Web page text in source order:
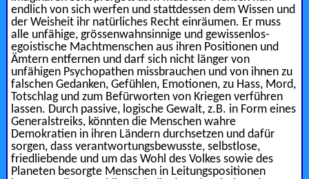
endlich von sich werfen und stattdessen dem Wissen und
der Weisheit ihr natürliches Recht einräumen. Er muss
alle unfähige, grössenwahnsinnige und gewissenlos-
egoistische Machtmenschen aus ihren Positionen und
Ämtern entfernen und darf sich nicht länger von
unfähigen Psychopathen missbrauchen und von ihnen zu
falschen Gedanken, Gefühlen, Emotionen, zu Hass, Mord,
Totschlag und zum Befürworten von Kriegen verführen
lassen. Durch passive, logische Gewalt, z.B. in Form eines
Generalstreiks, könnten die Menschen wahre
Demokratien in ihren Ländern durchsetzen und dafür
sorgen, dass verantwortungsbewusste, selbstlose,
friedliebende und um das Wohl des Volkes sowie des
Planeten besorgte Menschen in Leitungspositionen